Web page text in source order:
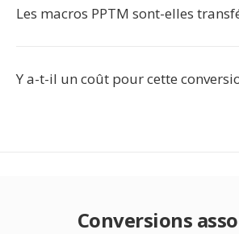
Les macros PPTM sont-elles
Y a-t-il un coût pour cette
Conversions